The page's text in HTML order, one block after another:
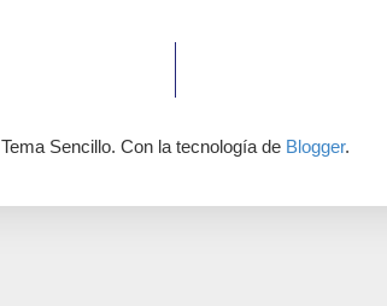
Tema Sencillo. Con la tecnología de Blogger.